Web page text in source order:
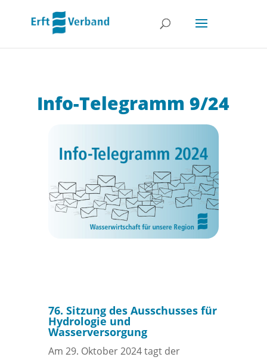
Info-Telegramm 9/24
76. Sitzung des Ausschusses für
Hydrologie und
Wasserversorgung
Am 29. Oktober 2024 tagt der